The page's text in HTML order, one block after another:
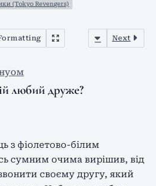
(Tokyo Revengers)
Next
любий друже?
з фіолетово-білим
сумним очима вирішив, від
своєму другу, який